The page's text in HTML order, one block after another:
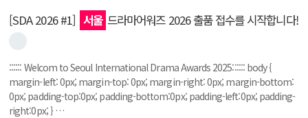
[SDA 2026 #1] 서울 드라마어워즈 2026 출품 접수를 시작합니다!
:::::: Welcom to Seoul International Drama Awards 2025:::::: body {
margin-left: 0px; margin-top: 0px; margin-right: 0px; margin-bottom:
0px; padding-top:0px; padding-bottom:0px; padding-left:0px; padding-
right:0px; } …